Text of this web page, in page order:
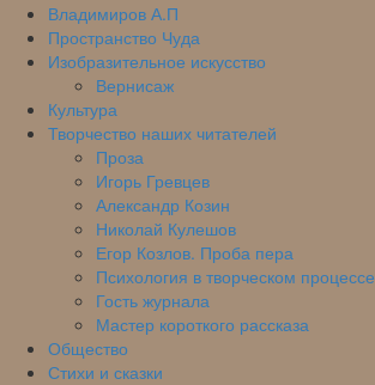
Владимиров А.П
Пространство Чуда
Изобразительное искусство
Вернисаж
Культура
Творчество наших читателей
Проза
Игорь Гревцев
Александр Козин
Николай Кулешов
Егор Козлов. Проба пера
Психология в творческом процессе
Гость журнала
Мастер короткого рассказа
Общество
Стихи и сказки